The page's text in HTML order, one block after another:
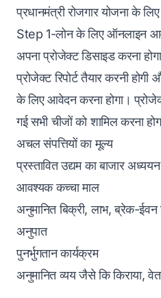
प्रधानमंत्री रोजगार योजना के
Step 1-लोन के लिए ऑनलाइन
अपना प्रोजेक्ट डिसाइड करना
प्रोजेक्ट रिपोर्ट तैयार करनी
के लिए आवेदन करना होगा।
गई सभी चीजों को शामिल करना
अचल संपत्तियों का मूल्य
प्रस्तावित उद्यम का बाजार अध्ययन
आवश्यक कच्चा माल
अनुमानित बिक्री, लाभ, ब्रेक-
अनुपात
पुनर्भुगतान कार्यक्रम
अनुमानित व्यय जैसे कि किराया,